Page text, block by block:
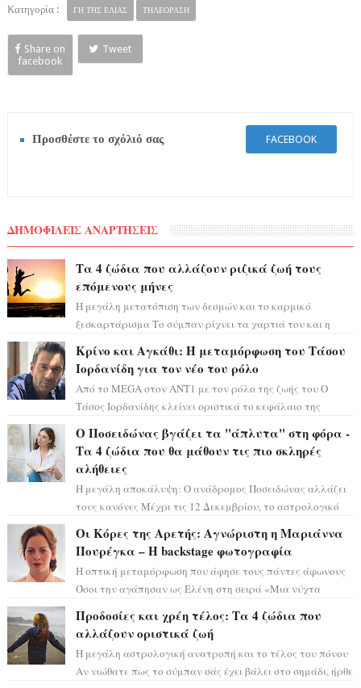
Κατηγορία : ΓΗ ΤΗΣ ΕΛΙΑΣ ΤΗΛΕΟΡΑΣΗ
Share on
facebook
Tweet
Προσθέστε το σχόλιό σας FACEBOOK
ΔΗΜΟΦΙΛΕΙΣ ΑΝΑΡΤΗΣΕΙΣ
Τα 4 ζώδια που αλλάζουν ριζικά ζωή τους
επόμενους μήνες
Η μεγάλη μετατόπιση των δεσμών και το καρμικό
ξεσκαρτάρισμα Το σύμπαν ρίχνει τα χαρτιά του και η
Κρίνο και Αγκάθι: Η μεταμόρφωση του Τάσου
Ιορδανίδη για τον νέο του ρόλο
Από το MEGA στον ΑΝΤ1 με τον ρόλο της ζωής του Ο
Τάσος Ιορδανίδης κλείνει οριστικά το κεφάλαιο της
Ο Ποσειδώνας βγάζει τα "άπλυτα" στη φόρα -
Τα 4 ζώδια που θα μάθουν τις πιο σκληρές
αλήθειες
Η μεγάλη αποκάλυψη: Ο ανάδρομος Ποσειδώνας αλλάζει
τους κανόνες Μέχρι τις 12 Δεκεμβρίου, το αστρολογικό
Οι Κόρες της Αρετής: Αγνώριστη η Μαριάννα
Πουρέγκα – H backstage φωτογραφία
Η οπτική μεταμόρφωση που άφησε τους πάντες άφωνους
Όσοι την αγάπησαν ως Ελένη στη σειρά «Μια νύχτα
Προδοσίες και χρέη τέλος: Τα 4 ζώδια που
αλλάζουν οριστικά ζωή
Η μεγάλη αστρολογική ανατροπή και το τέλος του πόνου
Αν νιώθατε πως το σύμπαν σάς έχει βάλει στο σημάδι, ήρθε